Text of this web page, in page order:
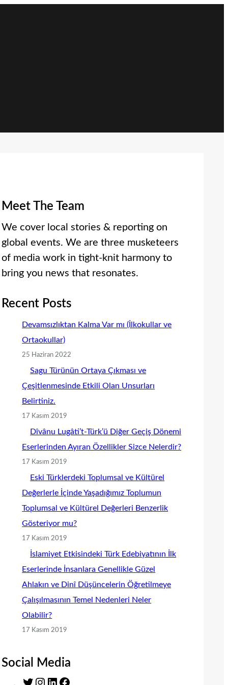
Meet The Team
We cover local stories & reporting on
global events. We are three musketeers
of media work in tight-knit harmony to
bring you news that resonates.
Recent Posts
Devamsızlıktan Kalma Var mı (İlkokullar ve
Ortaokullar)
25 Haziran 2022
Sagu Türünün Ortaya Çıkması ve
Çeşitlenmesinde Etkili Olan Unsurları
Belirtiniz.
17 Kasım 2019
Dîvânu Lugâti’t-Türk’ü Diğer Geçiş Dönemi
Eserlerinden Ayıran Özellikler Sizce Nelerdir?
17 Kasım 2019
Eski Türklerdeki Toplumsal ve Kültürel
Değerlerle İçinde Yaşadığımız Toplumun
Toplumsal ve Kültürel Değerleri Benzerlik
Gösteriyor mu?
17 Kasım 2019
İslamiyet Etkisindeki Türk Edebiyatının İlk
Eserlerinde İnsanlara Genellikle Güzel
Ahlakın ve Dinî Düşüncelerin Öğretilmeye
Çalışılmasının Temel Nedenleri Neler
Olabilir?
17 Kasım 2019
Social Media